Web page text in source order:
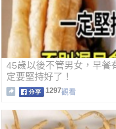
45歲以後不管男女，早餐
定要堅持好了！
1297觀看